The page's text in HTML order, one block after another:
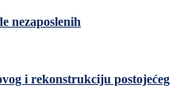
nezaposlenih
i rekonstrukciju postojećeg